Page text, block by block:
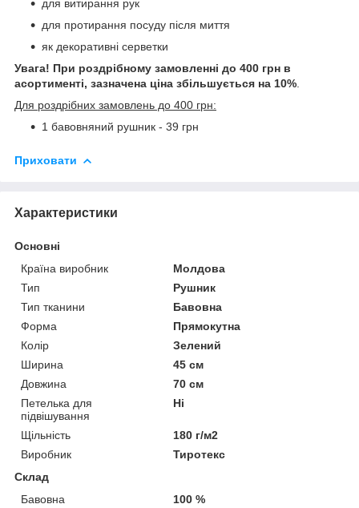
для витирання рук
для протирання посуду після миття
як декоративні серветки
Увага! При роздрібному замовленні до 400 грн в
асортименті, зазначена ціна збільшується на 10%
Для роздрібних замовлень до 400 грн:
1 бавовняний рушник - 39 грн
Приховати
Характеристики
Основні
Країна виробник
Молдова
Тип
Рушник
Тип тканини
Бавовна
Форма
Прямокутна
Колір
Зелений
Ширина
45 см
Довжина
70 см
Петелька для
підвішування
Ні
Щільність
180 г/м2
Виробник
Тиротекс
Склад
Бавовна
100 %